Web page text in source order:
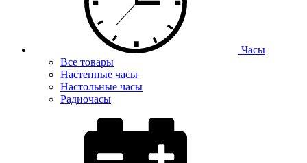
Часы
Все товары
Настенные часы
Настольные часы
Радиочасы